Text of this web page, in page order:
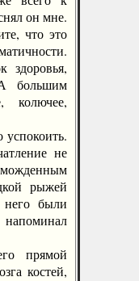
он мне.
что это
здоровья,
А большим
колючее,
не
рыжей
него были
прямой
костей,